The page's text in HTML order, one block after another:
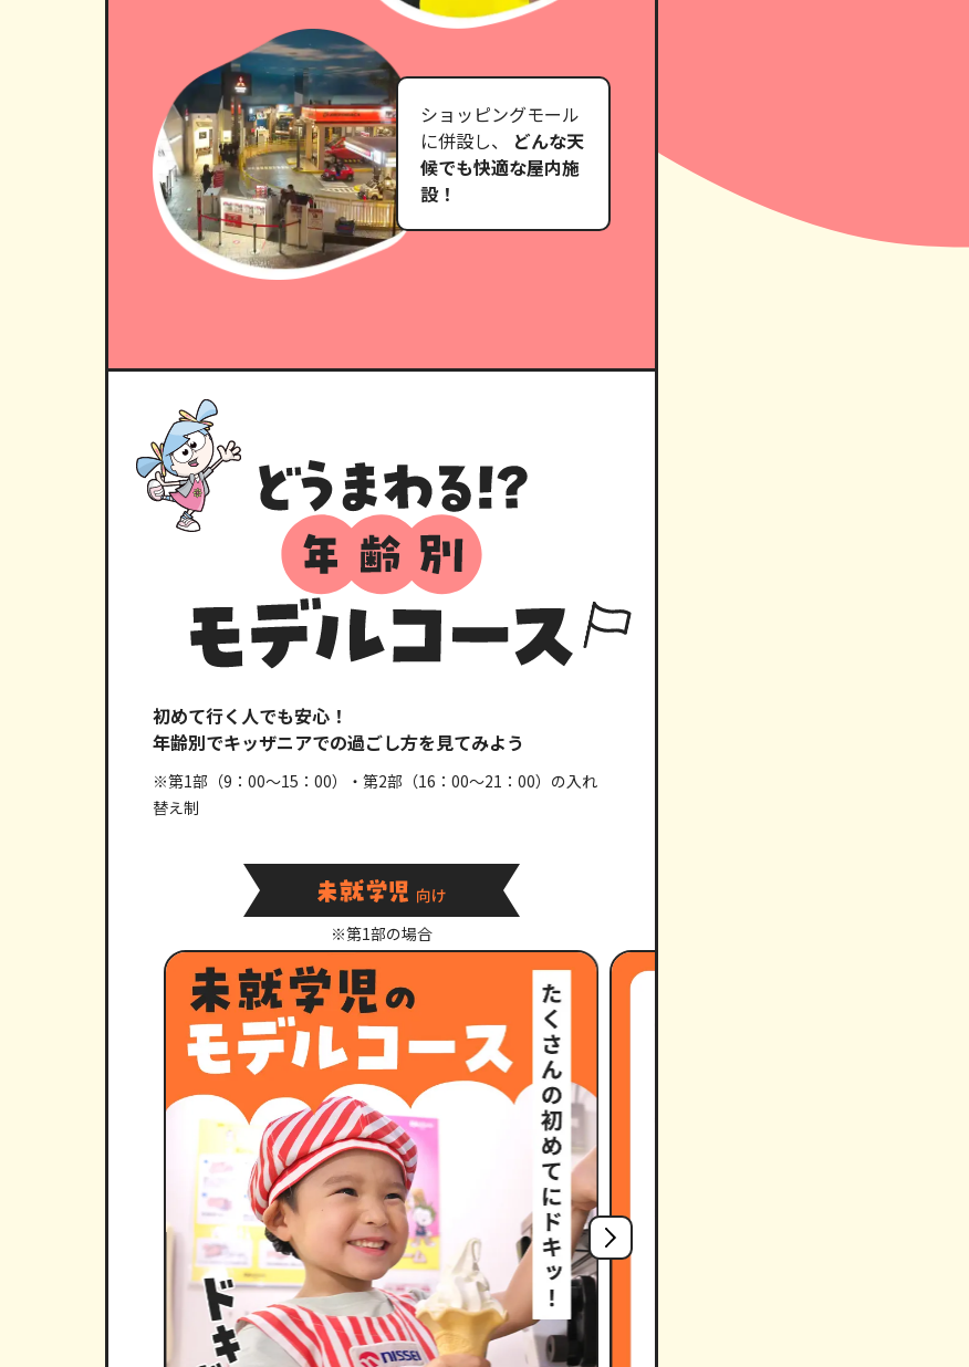
ショッピングモール
に併設し、
どんな天
候でも快適な屋内施
設！
初めて行く人でも安心！
年齢別でキッザニアでの過ごし方を見てみよう
※第1部（9：00～15：00）・第2部（16：00～21：00）の入れ
替え制
※第1部の場合